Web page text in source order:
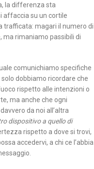
la differenza sta
affaccia su un cortile
trafficata: magari il numero di
ma rimaniamo passibili di
comunichiamo specifiche
dobbiamo ricordare che
rispetto alle intenzioni o
ma anche che ogni
da noi all’altra
dispositivo a quello di
rispetto a dove si trovi,
accedervi, a chi ce l’abbia